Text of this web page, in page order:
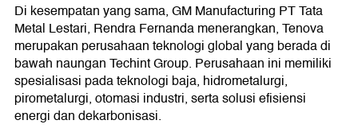
Di kesempatan yang sama, GM Manufacturing PT Tata
Metal Lestari, Rendra Fernanda menerangkan, Tenova
merupakan perusahaan teknologi global yang berada di
bawah naungan Techint Group. Perusahaan ini memiliki
spesialisasi pada teknologi baja, hidrometalurgi,
pirometalurgi, otomasi industri, serta solusi efisiensi
energi dan dekarbonisasi.